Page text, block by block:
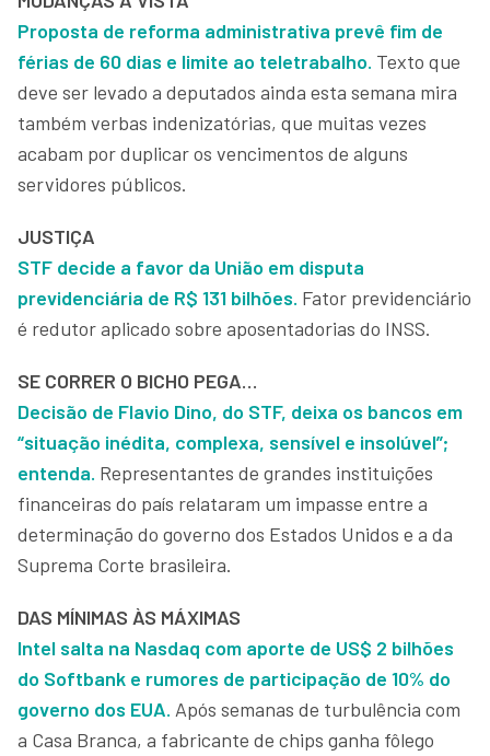
Proposta de reforma administrativa prevê fim de
férias de 60 dias e limite ao teletrabalho. Texto que
deve ser levado a deputados ainda esta semana mira
também verbas indenizatórias, que muitas vezes
acabam por duplicar os vencimentos de alguns
servidores públicos.
JUSTIÇA
STF decide a favor da União em disputa
previdenciária de R$ 131 bilhões. Fator previdenciário
é redutor aplicado sobre aposentadorias do INSS.
SE CORRER O BICHO PEGA…
Decisão de Flavio Dino, do STF, deixa os bancos em
“situação inédita, complexa, sensível e insolúvel”;
entenda. Representantes de grandes instituições
financeiras do país relataram um impasse entre a
determinação do governo dos Estados Unidos e a da
Suprema Corte brasileira.
DAS MÍNIMAS ÀS MÁXIMAS
Intel salta na Nasdaq com aporte de US$ 2 bilhões
do Softbank e rumores de participação de 10% do
governo dos EUA. Após semanas de turbulência com
a Casa Branca, a fabricante de chips ganha fôlego